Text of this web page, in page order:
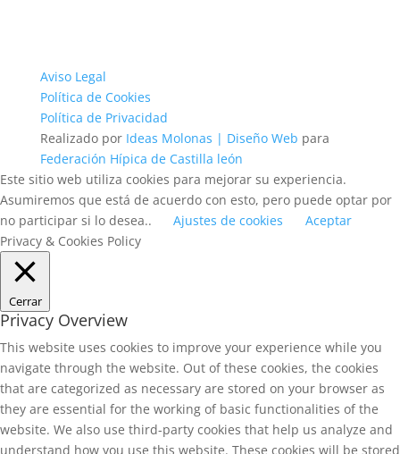
Aviso Legal
Política de Cookies
Política de Privacidad
Realizado por Ideas Molonas | Diseño Web para
Federación Hípica de Castilla león
Este sitio web utiliza cookies para mejorar su experiencia.
Asumiremos que está de acuerdo con esto, pero puede optar por
no participar si lo desea..
Ajustes de cookies
Aceptar
Privacy & Cookies Policy
Cerrar
Privacy Overview
This website uses cookies to improve your experience while you
navigate through the website. Out of these cookies, the cookies
that are categorized as necessary are stored on your browser as
they are essential for the working of basic functionalities of the
website. We also use third-party cookies that help us analyze and
understand how you use this website. These cookies will be stored